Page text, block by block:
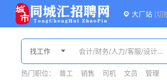
大厂站 [切
热门职位： 普工 销售 司机 文员 管理